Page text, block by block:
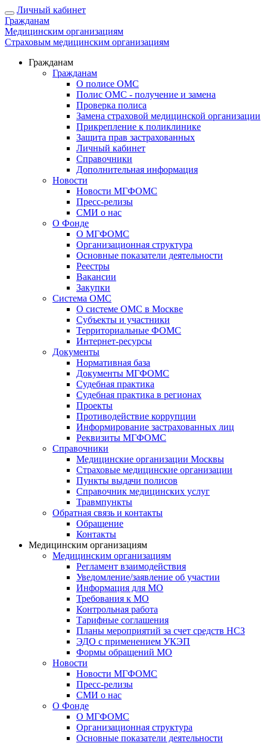
Личный кабинет
Гражданам
Медицинским организациям
Страховым медицинским организациям
Гражданам
Гражданам
О полисе ОМС
Полис ОМС - получение и замена
Проверка полиса
Замена страховой медицинской организации
Прикрепление к поликлинике
Защита прав застрахованных
Личный кабинет
Справочники
Дополнительная информация
Новости
Новости МГФОМС
Пресс-релизы
СМИ о нас
О Фонде
О МГФОМС
Организационная структура
Основные показатели деятельности
Реестры
Вакансии
Закупки
Система ОМС
О системе ОМС в Москве
Субъекты и участники
Территориальные ФОМС
Интернет-ресурсы
Документы
Нормативная база
Документы МГФОМС
Судебная практика
Судебная практика в регионах
Проекты
Противодействие коррупции
Информирование застрахованных лиц
Реквизиты МГФОМС
Справочники
Медицинские организации Москвы
Страховые медицинские организации
Пункты выдачи полисов
Справочник медицинских услуг
Травмпункты
Обратная связь и контакты
Обращение
Контакты
Медицинским организациям
Медицинским организациям
Регламент взаимодействия
Уведомление/заявление об участии
Информация для МО
Требования к МО
Контрольная работа
Тарифные соглашения
Планы мероприятий за счет средств НСЗ
ЭДО с применением УКЭП
Формы обращений МО
Новости
Новости МГФОМС
Пресс-релизы
СМИ о нас
О Фонде
О МГФОМС
Организационная структура
Основные показатели деятельности